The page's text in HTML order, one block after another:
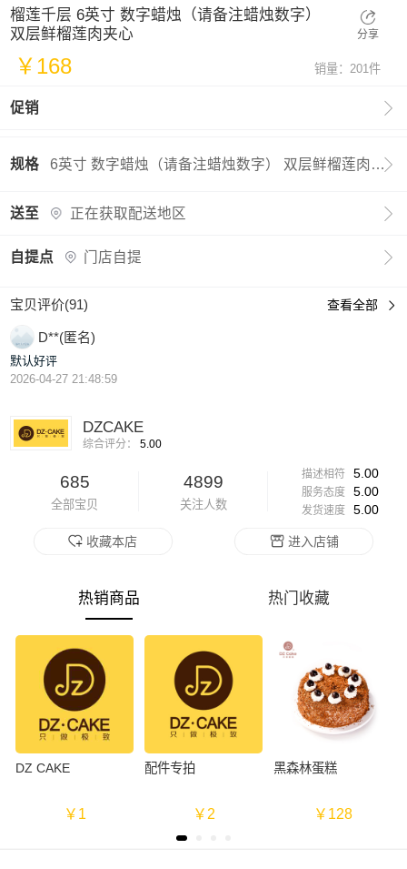
榴莲千层 6英寸 数字蜡烛（请备注蜡烛数字）
双层鲜榴莲肉夹心
分享
￥168 销量：201件
促销 
规格 6英寸 数字蜡烛（请备注蜡烛数字） 双层鲜榴莲肉夹心

送至 正在获取配送地区 
自提点 门店自提 
宝贝评价(91) 查看全部 
D**(匿名)
默认好评
2026-04-27 21:48:59
DZCAKE
综合评分：5.00
685
全部宝贝
4899
关注人数
描述相符 5.00
服务态度 5.00
发货速度 5.00
收藏本店 进入店铺
热销商品 热门收藏
DZ CAKE
￥1
配件专拍
￥2
黑森林蛋糕
￥128